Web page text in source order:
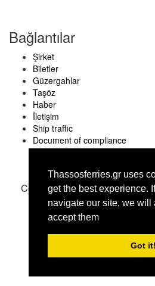
Thassosferries.gr uses
get the best experience.
navigate our site, we will
accept them
Got it!
Bağlantılar
Şirket
Biletler
Güzergahlar
Taşöz
Haber
İletişim
Ship traffic
Document of compliance
Copyright © thassosferries.gr